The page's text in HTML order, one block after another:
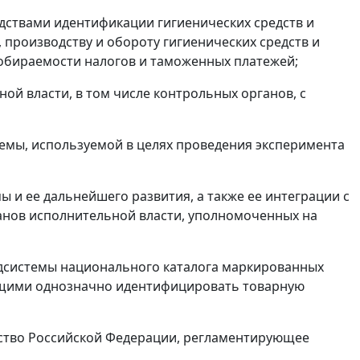
идентификации гигиенических средств и
и обороту гигиенических средств и
налогов и таможенных платежей;
власти, в том числе контрольных органов, с
используемой в целях проведения эксперимента
ее дальнейшего развития, а также ее интеграции с
исполнительной власти, уполномоченных на
национального каталога маркированных
однозначно идентифицировать товарную
Российской Федерации, регламентирующее